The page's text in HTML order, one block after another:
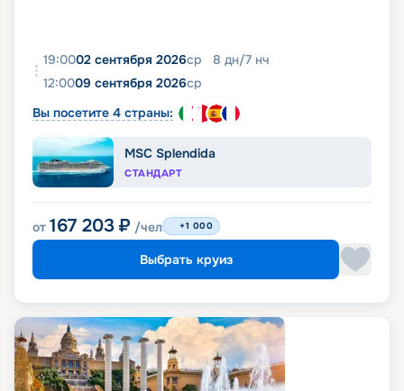
19:0002 сентября 2026ср 8 дн/7 нч
12:0009 сентября 2026ср
Вы посетите 4 страны:
MSC Splendida
СТАНДАРТ
от 167 203 ₽ /чел +1 000
Выбрать круиз